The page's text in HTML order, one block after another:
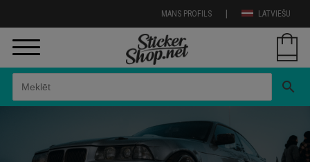
LATVIEŠU
|
MANS PROFILS
search